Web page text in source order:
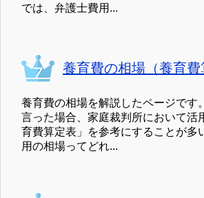
では、弁護士費用...
養育費の相場（養育費
養育費の相場を解説したページです
言った場合、家庭裁判所において活
育費算定表」を参考にすることが多
用の相場ってどれ...